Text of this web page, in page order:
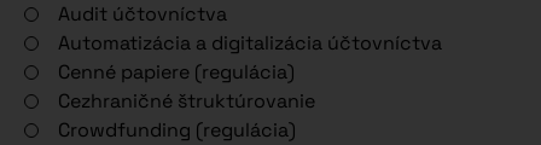
Audit účtovníctva
Automatizácia a digitalizácia účtovníctva
Cenné papiere (regulácia)
Cezhraničné štruktúrovanie
Crowdfunding (regulácia)